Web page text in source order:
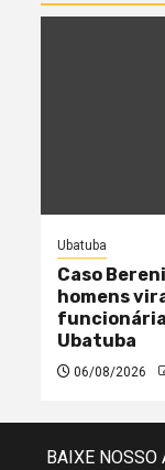
Ubatuba
Caso
homens
funcionária
Ubatuba
06/08/2026
BAIXE NOSSO